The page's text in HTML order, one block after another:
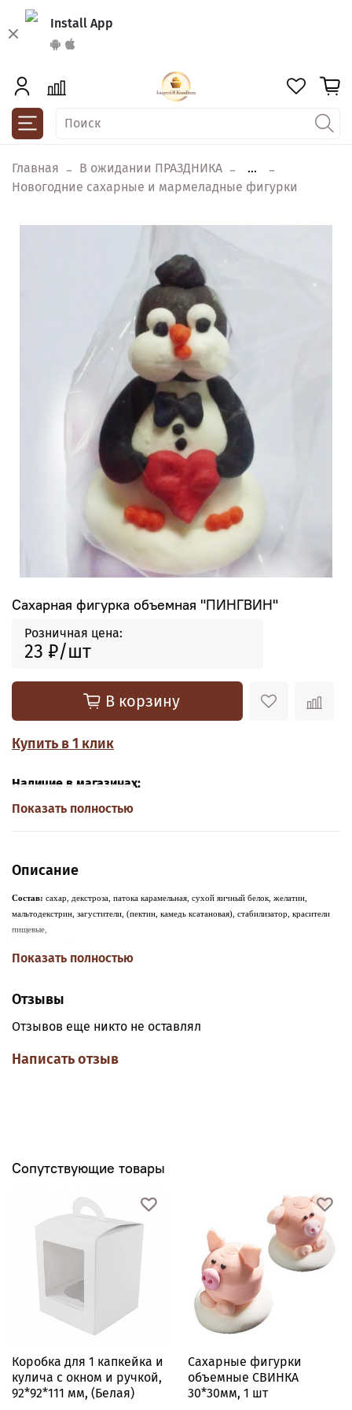
Install App
Главная В ожидании ПРАЗДНИКА
...
Новогодние сахарные и мармеладные фигурки
Сахарная фигурка объемная "ПИНГВИН"
Розничная цена:
23 ₽
В корзину
Купить в 1 клик
Наличие в магазинах:
Показать полностью
Описание
Состав: сахар, декстроза, патока карамельная, сухой яичный белок, желатин,
мальтодекстрин, загустители, (пектин, камедь ксатановая), стабилизатор, красители
пищевые,
промышленных и домашних условиях.
Показать полностью
Отзывы
Отзывов еще никто не оставлял
Написать отзыв
Сопутствующие товары
Коробка для 1 капкейка и
кулича с окном и ручкой,
92*92*111 мм, (Белая)
Сахарные фигурки
объемные СВИНКА
30*30мм, 1 шт